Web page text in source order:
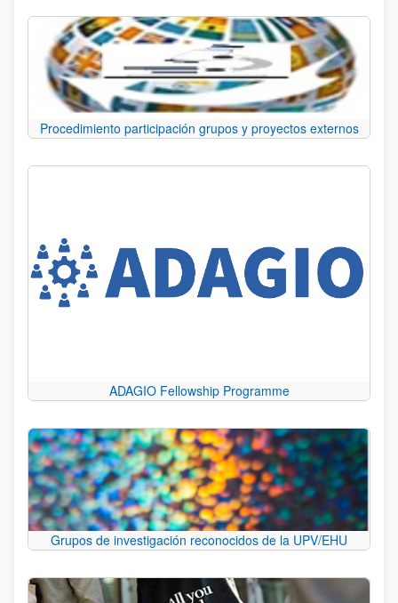
Procedimiento participación grupos y proyectos externos
ADAGIO Fellowship Programme
Grupos de investigación reconocidos de la UPV/EHU